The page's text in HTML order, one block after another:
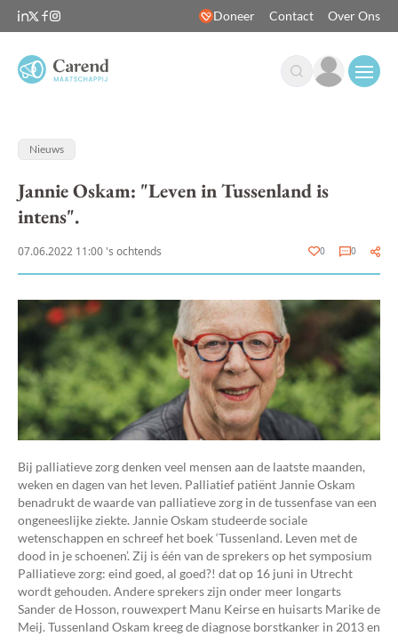
Doneer Contact Over Ons
Nieuws
Jannie Oskam: "Leven in Tussenland is
intens".
07.06.2022 11:00 's ochtends 0 0
Bij palliatieve zorg denken veel mensen aan de laatste maanden,
weken en dagen van het leven. Palliatief patiënt Jannie Oskam
benadrukt de waarde van palliatieve zorg in de tussenfase van een
ongeneeslijke ziekte. Jannie Oskam studeerde sociale
wetenschappen en schreef het boek ‘Tussenland. Leven met de
dood in je schoenen’. Zij is één van de sprekers op het symposium
Palliatieve zorg: eind goed, al goed?! dat op 16 juni in Utrecht
wordt gehouden. Andere sprekers zijn onder meer longarts
Sander de Hosson, rouwexpert Manu Keirse en huisarts Marike de
Meij. Tussenland Oskam kreeg de diagnose borstkanker in 2013 en